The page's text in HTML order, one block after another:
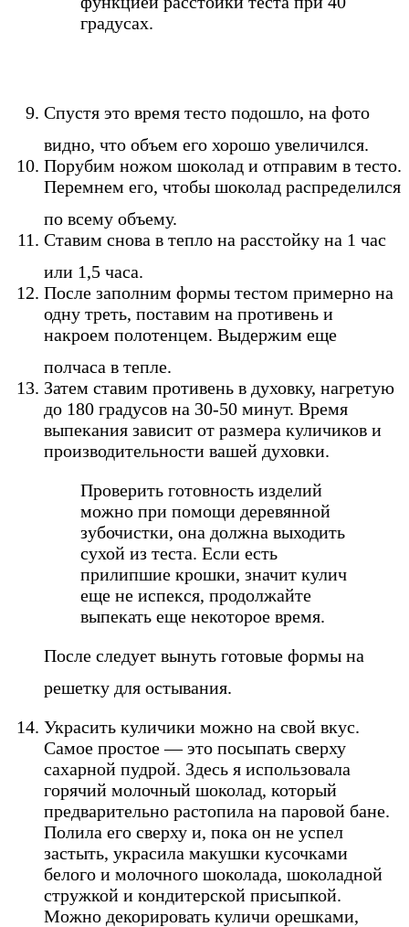
градусах.
Спустя это время тесто подошло, на фото
видно, что объем его хорошо увеличился.
Порубим ножом шоколад и отправим в тесто.
Перемнем его, чтобы шоколад распределился
по всему объему.
Ставим снова в тепло на расстойку на 1 час
или 1,5 часа.
После заполним формы тестом примерно на
одну треть, поставим на противень и
накроем полотенцем. Выдержим еще
полчаса в тепле.
Затем ставим противень в духовку, нагретую
до 180 градусов на 30-50 минут. Время
выпекания зависит от размера куличиков и
производительности вашей духовки.
Проверить готовность изделий
можно при помощи деревянной
зубочистки, она должна выходить
сухой из теста. Если есть
прилипшие крошки, значит кулич
еще не испекся, продолжайте
выпекать еще некоторое время.
После следует вынуть готовые формы на
решетку для остывания.
Украсить куличики можно на свой вкус.
Самое простое — это посыпать сверху
сахарной пудрой. Здесь я использовала
горячий молочный шоколад, который
предварительно растопила на паровой бане.
Полила его сверху и, пока он не успел
застыть, украсила макушки кусочками
белого и молочного шоколада, шоколадной
стружкой и кондитерской присыпкой.
Можно декорировать куличи орешками,